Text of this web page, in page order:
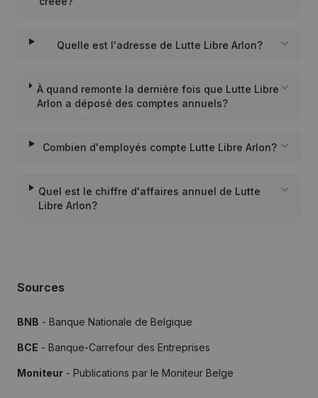
Quelle est l'adresse de Lutte Libre Arlon?
À quand remonte la dernière fois que Lutte Libre
Arlon a déposé des comptes annuels?
Combien d'employés compte Lutte Libre Arlon?
Quel est le chiffre d'affaires annuel de Lutte
Libre Arlon?
Sources
BNB - Banque Nationale de Belgique
BCE - Banque-Carrefour des Entreprises
Moniteur - Publications par le Moniteur Belge